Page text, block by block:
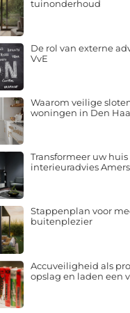
tuinonderhoud
De rol van externe
VvE
Waarom veilige
woningen in Den
Transformeer uw
interieuradvies
Stappenplan voor
buitenplezier
Accuveiligheid als
opslag en laden een